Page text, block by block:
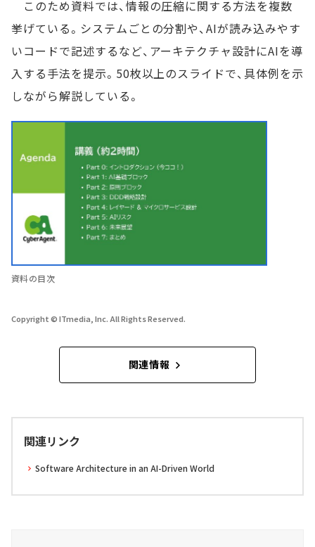
このため資料では、情報の圧縮に関する方法を複数
挙げている。システムごとの分割や、AIが読み込みやす
いコードで記述するなど、アーキテクチャ設計にAIを導
入する手法を提示。50枚以上のスライドで、具体例を示
しながら解説している。
資料の目次
Copyright © ITmedia, Inc. All Rights Reserved.
関連情報
関連リンク
Software Architecture in an AI-Driven World